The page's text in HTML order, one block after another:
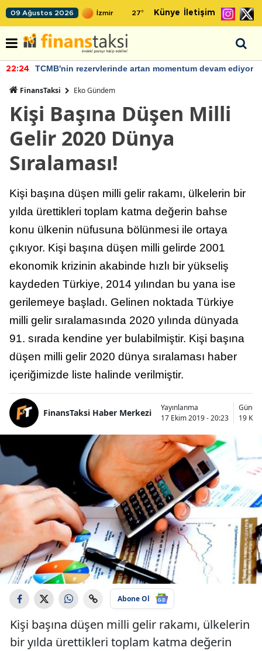
09 Ağustos 2026 27° Künye İletişim
22:24 TCMB'nin rezervlerinde artan momentum devam ediyor
FinansTaksi Eko Gündem
Kişi Başına Düşen Milli
Gelir 2020 Dünya
Sıralaması!
Kişi başına düşen milli gelir rakamı, ülkelerin bir
yılda ürettikleri toplam katma değerin bahse
konu ülkenin nüfusuna bölünmesi ile ortaya
çıkıyor. Kişi başına düşen milli gelirde 2001
ekonomik krizinin akabinde hızlı bir yükseliş
kaydeden Türkiye, 2014 yılından bu yana ise
gerilemeye başladı. Gelinen noktada Türkiye
milli gelir sıralamasında 2020 yılında dünyada
91. sırada kendine yer bulabilmiştir. Kişi başına
düşen milli gelir 2020 dünya sıralaması haber
içeriğimizde liste halinde verilmiştir.
FinansTaksi Haber Merkezi
Yayınlanma
17 Ekim 2019 - 20:23
19
Abone Ol
Kişi başına düşen milli gelir rakamı, ülkelerin
bir yılda ürettikleri toplam katma değerin